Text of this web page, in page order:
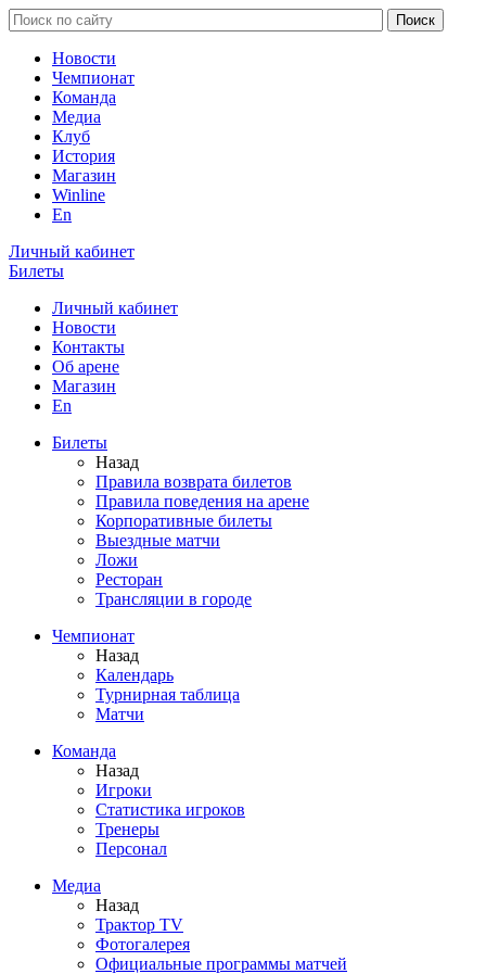
Новости
Чемпионат
Команда
Медиа
Клуб
История
Магазин
Winline
En
Личный кабинет
Билеты
Личный кабинет
Новости
Контакты
Об арене
Магазин
En
Билеты
Назад
Правила возврата билетов
Правила поведения на арене
Корпоративные билеты
Выездные матчи
Ложи
Ресторан
Трансляции в городе
Чемпионат
Назад
Календарь
Турнирная таблица
Матчи
Команда
Назад
Игроки
Статистика игроков
Тренеры
Персонал
Медиа
Назад
Трактор TV
Фотогалерея
Официальные программы матчей